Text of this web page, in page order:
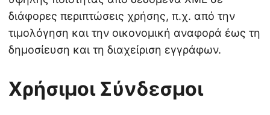
διάφορες περιπτώσεις χρήσης, π.χ. από την
τιμολόγηση και την οικονομική αναφορά έως τη
δημοσίευση και τη διαχείριση εγγράφων.
Χρήσιμοι Σύνδεσμοι